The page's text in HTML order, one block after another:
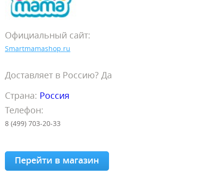
Официальный сайт:
Smartmamashop.ru
Доставляет в Россию? Да
Страна: Россия
Телефон:
8 (499) 703-20-33
Перейти в магазин